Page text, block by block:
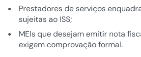
Prestadores de serviços
sujeitas ao ISS;
MEIs que desejam emitir nota
exigem comprovação formal.